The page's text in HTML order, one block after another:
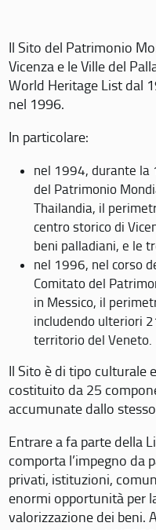
Il Sito del Patrimonio
Vicenza e le Ville del
World Heritage List dal
nel 1996.
In particolare:
nel 1994, durante la
del Patrimonio
Thailandia, il
centro storico di
beni palladiani, e le
nel 1996, nel corso
Comitato del
in Messico, il
includendo ulteriori
territorio del Veneto.
Il Sito è di tipo culturale
costituito da 25
accumunate dallo
Entrare a fa parte della
comporta l’impegno da
privati, istituzioni,
enormi opportunità per
valorizzazione dei beni.